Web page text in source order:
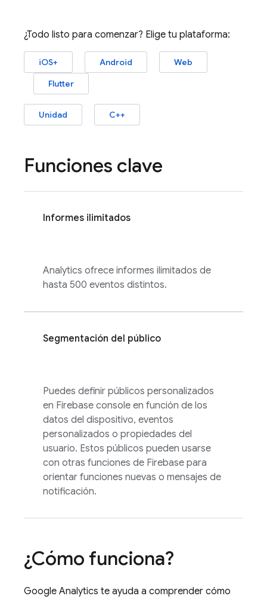
¿Todo listo para comenzar? Elige tu plataforma:
iOS+ Android
Web
Flutter
Unidad C++
Funciones clave
Informes ilimitados
Analytics ofrece informes ilimitados de
hasta 500 eventos distintos.
Segmentación del público
Puedes definir públicos personalizados
en Firebase console en función de los
datos del dispositivo, eventos
personalizados o propiedades del
usuario. Estos públicos pueden usarse
con otras funciones de Firebase para
orientar funciones nuevas o mensajes de
notificación.
¿Cómo funciona?
Google Analytics te ayuda a comprender cómo